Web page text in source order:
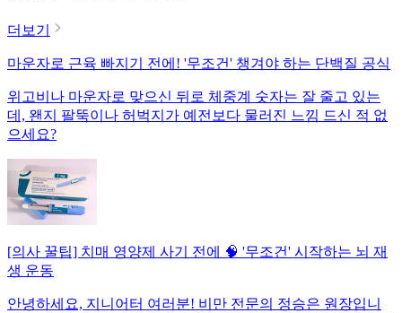
더보기
마운자로 근육 빠지기 전에! '무조건' 챙겨야 하는 단백질 공식
위고비나 마운자로 맞으신 뒤로 체중계 숫자는 잘 줄고 있는
데, 왠지 팔뚝이나 허벅지가 예전보다 물러진 느낌 드신 적 없
으세요?
[의사 꿀팁] 치매 영양제 사기 전에 🧠 '무조건' 시작하는 뇌 재
생 운동
안녕하세요, 지니어터 여러분! 비만 전문의 정승은 원장입니